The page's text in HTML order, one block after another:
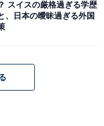
スイスの厳格過ぎる学歴
、日本の曖昧過ぎる外国